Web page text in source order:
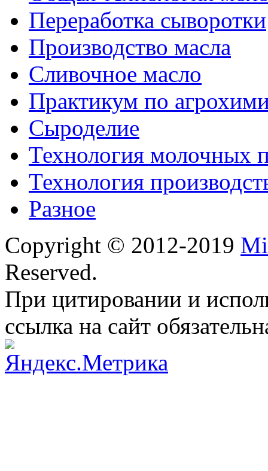
Переработка сыворотки
Производство масла
Сливочное масло
Практикум по
Сыроделие
Технология молочных
Технология
Разное
Copyright © 2012-2019
Reserved.
При цитировании и
ссылка на сайт